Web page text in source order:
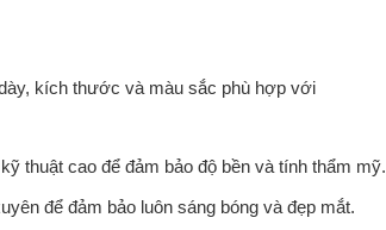
kích thước và màu sắc phù hợp với
thuật cao để đảm bảo độ bền và tính thẩm mỹ.
để đảm bảo luôn sáng bóng và đẹp mắt.